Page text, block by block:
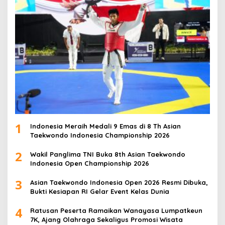
1
Indonesia Meraih Medali 9 Emas di 8 Th Asian
Taekwondo Indonesia Championship 2026
2
Wakil Panglima TNI Buka 8th Asian Taekwondo
Indonesia Open Championship 2026
3
Asian Taekwondo Indonesia Open 2026 Resmi Dibuka,
Bukti Kesiapan RI Gelar Event Kelas Dunia
4
Ratusan Peserta Ramaikan Wanayasa Lumpatkeun
7K, Ajang Olahraga Sekaligus Promosi Wisata